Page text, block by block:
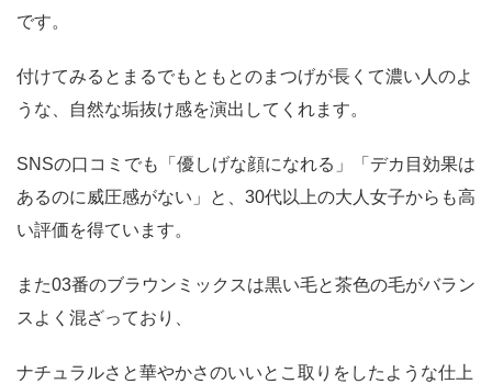
です。
付けてみるとまるでもともとのまつげが長くて濃い人のよ
うな、自然な垢抜け感を演出してくれます。
SNSの口コミでも「優しげな顔になれる」「デカ目効果は
あるのに威圧感がない」と、30代以上の大人女子からも高
い評価を得ています。
また03番のブラウンミックスは黒い毛と茶色の毛がバラン
スよく混ざっており、
ナチュラルさと華やかさのいいとこ取りをしたような仕上